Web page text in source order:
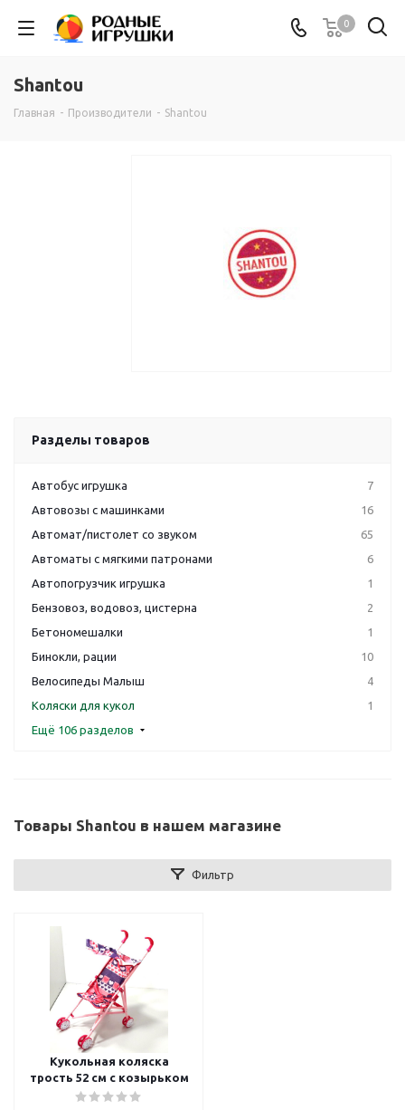
0
Shantou
Главная - Производители - Shantou
Разделы товаров
Автобус игрушка
7
Автовозы с машинками
16
Автомат/пистолет со звуком
65
Автоматы с мягкими патронами
6
Автопогрузчик игрушка
1
Бензовоз, водовоз, цистерна
2
Бетономешалки
1
Бинокли, рации
10
Велосипеды Малыш
4
Коляски для кукол
1
Ещё 106 разделов
Товары Shantou в нашем магазине
Фильтр
Кукольная коляска
трость 52 см с козырьком